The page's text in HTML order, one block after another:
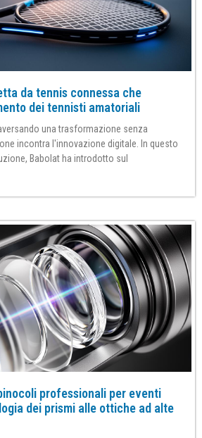
da tennis connessa che
dei tennisti amatoriali
una trasformazione senza
incontra l'innovazione digitale. In questo
Babolat ha introdotto sul
professionali per eventi
dei prismi alle ottiche ad alte